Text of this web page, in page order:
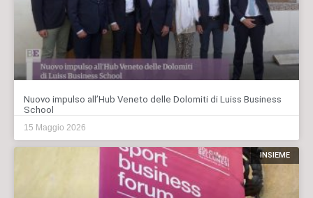
Nuovo impulso all’Hub Veneto delle Dolomiti di Luiss Business
School
15 Maggio 2026
INSIEME